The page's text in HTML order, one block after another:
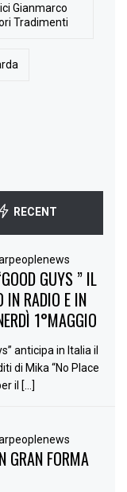
Gianmarco
Tradimenti
RECENT
GUYS ” IL
IN RADIO E IN
1°MAGGIO
anticipa in Italia il
di Mika “No Place
il […]
GRAN FORMA